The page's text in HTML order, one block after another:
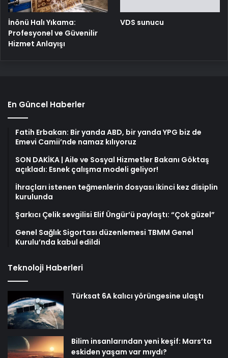
İnönü Halı Yıkama:
Profesyonel ve Güvenilir
Hizmet Anlayışı
VDS sunucu
En Güncel Haberler
Fatih Erbakan: Bir yanda ABD, bir yanda YPG biz de
Emevi Camii’nde namaz kılıyoruz
SON DAKİKA | Aile ve Sosyal Hizmetler Bakanı Göktaş
açıkladı: Esnek çalışma modeli geliyor!
İhraçları istenen teğmenlerin dosyası ikinci kez disiplin
kurulunda
Şarkıcı Çelik sevgilisi Elif Üngür’ü paylaştı: “Çok güzel”
Genel Sağlık Sigortası düzenlemesi TBMM Genel
Kurulu’nda kabul edildi
Teknoloji Haberleri
Türksat 6A kalıcı yörüngesine ulaştı
Bilim insanlarından yeni keşif: Mars’ta
eskiden yaşam var mıydı?